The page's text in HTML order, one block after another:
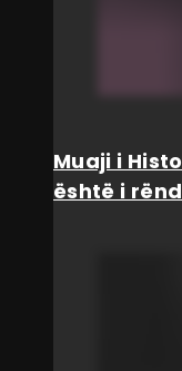
Muaji i
është i